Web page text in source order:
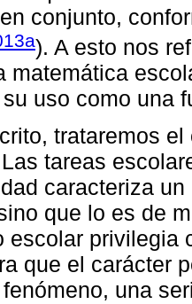
conjunto,
). A esto nos
matemática
uso como una
trataremos
tareas
caracteriza
que lo es de
escolar privilegia
que el carácter
una